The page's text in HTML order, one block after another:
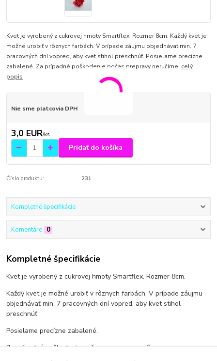
Kvet je vyrobený z cukrovej hmoty Smartflex. Rozmer 8cm. Každý kvet je
možné urobiť v rôznych farbách. V prípade záujmu objednávať min. 7
pracovných dní vopred, aby kvet stihol preschnúť. Posielame precízne
zabalené. Za prípadné poškodenie počas prepravy neručíme. celý
popis
Nie sme platcovia DPH
3,0 EUR/ks
Pridať do košíka
Číslo produktu: 231
Kompletné špecifikácie
Komentáre 0
Kompletné špecifikácie
Kvet je vyrobený z cukrovej hmoty Smartflex. Rozmer 8cm.
Každý kvet je možné urobiť v rôznych farbách. V prípade záujmu
objednávať min. 7 pracovných dní vopred, aby kvet stihol
preschnúť.
Posielame precízne zabalené.
Za prípadné poškodenie počas prepravy neručíme.